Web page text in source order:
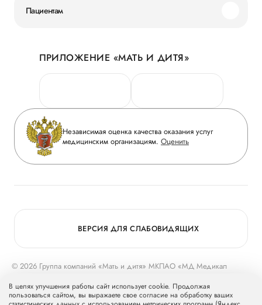
Новости
Руководство
Сотрудничество
Инвесторам
Журнал «Мать и дитя»
Вакансии
Медицинский туризм
Пациентам
Личный кабинет
Персональные данные
Горячая линия качества
Вопрос-ответ
Приложение пациента
Статьи
ПРИЛОЖЕНИЕ «МАТЬ И ДИТЯ»
Независимая оценка качества оказания услуг
медицинским организациям. Оценить
© 2026 Группа компаний «Мать и дитя» МКПАО «МД Медикал
Группу компаний «Мать и дитя».
ВЕРСИЯ ДЛЯ СЛАБОВИДЯЩИХ
В целях улучшения работы сайт использует cookie. Продолжая
пользоваться сайтом, вы выражаете свое согласие на обработку ваших